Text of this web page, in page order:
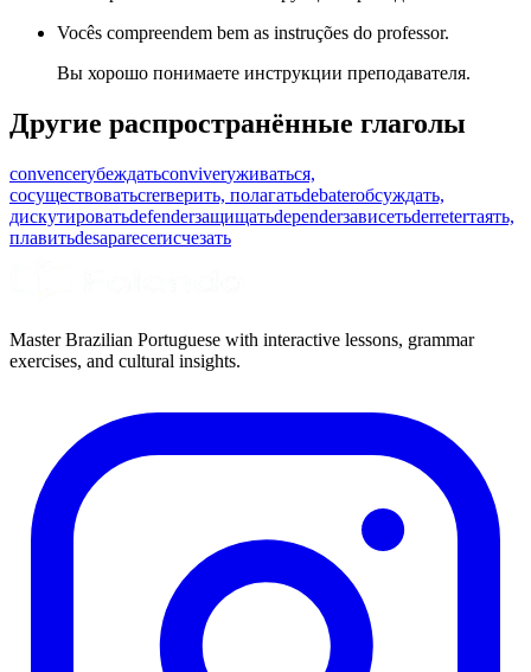
Vocês compreendem bem as instruções do professor.
Вы хорошо понимаете инструкции преподавателя.
Другие распространённые глаголы
convencerубеждатьconviverуживаться,
сосуществоватьcrerверить, полагатьdebaterобсуждать,
дискутироватьdefenderзащищатьdependerзависетьderreterтаять,
плавитьdesaparecerисчезать
Master Brazilian Portuguese with interactive lessons, grammar
exercises, and cultural insights.